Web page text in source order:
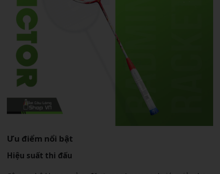
Ưu điểm nổi bật
Hiệu suất thi đấu